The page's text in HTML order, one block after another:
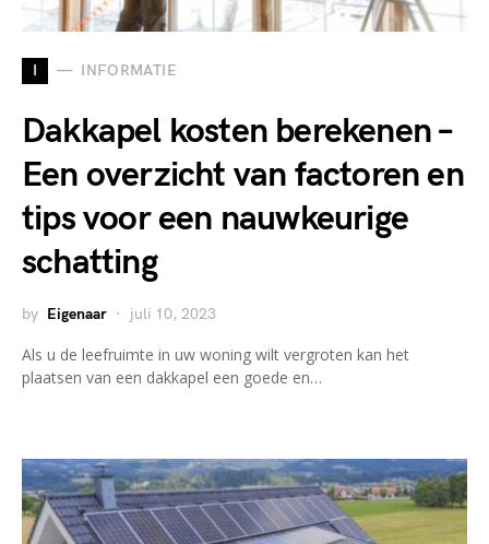
I INFORMATIE
Dakkapel kosten berekenen –
Een overzicht van factoren en
tips voor een nauwkeurige
schatting
by Eigenaar juli 10, 2023
Als u de leefruimte in uw woning wilt vergroten kan het
plaatsen van een dakkapel een goede en…